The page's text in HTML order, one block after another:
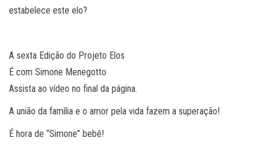
estabelece este elo?
A sexta Edição do Projeto Elos
É com Simone Menegotto
Assista ao vídeo no final da página.
A união da família e o amor pela vida fazem a superação!
É hora de “Simone” bebê!